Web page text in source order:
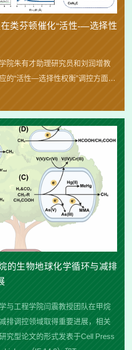
类芬顿催化“活性-—选择性
院朱有才助理研究员和刘润增教
的“活性—选择性权衡”调控方面取
的生物地球化学循环与减排
与工程学院闫震教授团队在甲烷
排调控领域取得重要进展，相关
究型论文的形式发表于Cell Press